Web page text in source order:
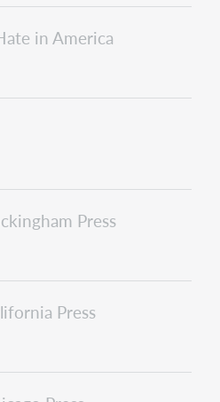
in America
Press
Press